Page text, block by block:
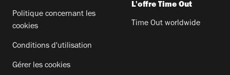
Politique concernant les
cookies
Conditions d'utilisation
Gérer les cookies
L'offre Time Out
Time Out worldwide